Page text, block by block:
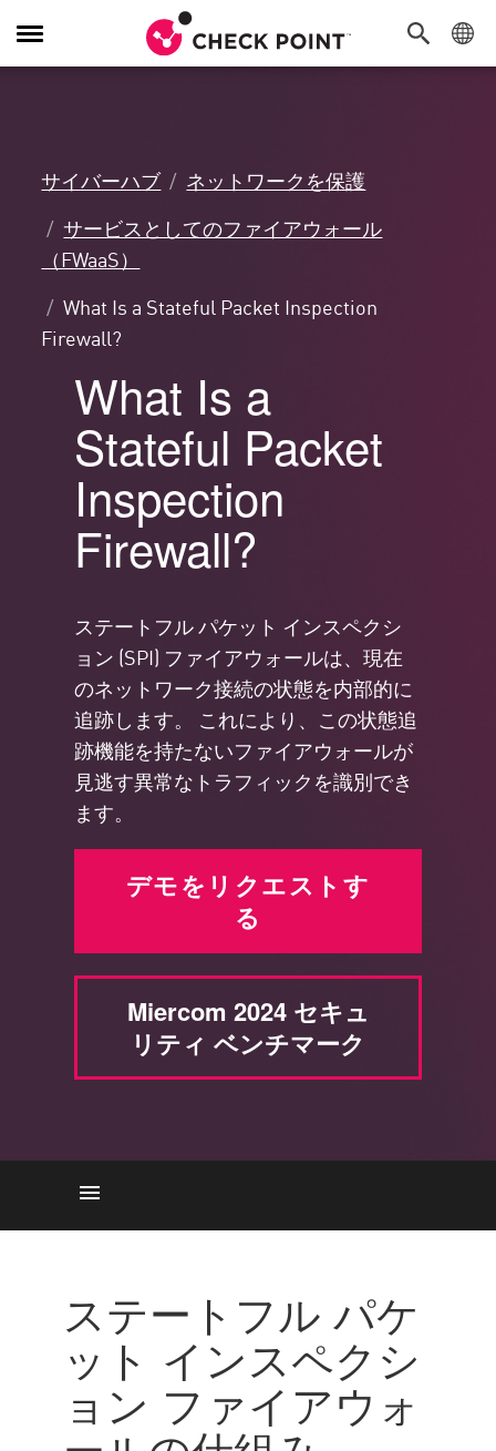
Toggle
Navigation
サイバーハブ
ネットワークを保護
サービスとしてのファイアウォール
（FWaaS）
What Is a Stateful Packet Inspection
Firewall?
What Is a
Stateful Packet
Inspection
Firewall?
ステートフル パケット インスペクシ
ョン (SPI) ファイアウォールは、現在
のネットワーク接続の状態を内部的に
追跡します。 これにより、この状態追
跡機能を持たないファイアウォールが
見逃す異常なトラフィックを識別でき
ます。
デモをリクエストす
る
Miercom 2024 セキュ
リティ ベンチマーク
主な特長
SPI ファイアウォールの実装
Check Point Force
企業情報
ステートフル パケ
ット インスペクシ
ョン ファイアウォ